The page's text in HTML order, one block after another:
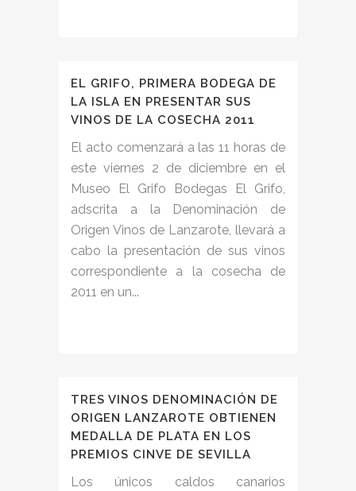
EL GRIFO, PRIMERA BODEGA DE
LA ISLA EN PRESENTAR SUS
VINOS DE LA COSECHA 2011
El acto comenzará a las 11 horas de
este viernes 2 de diciembre en el
Museo El Grifo Bodegas El Grifo,
adscrita a la Denominación de
Origen Vinos de Lanzarote, llevará a
cabo la presentación de sus vinos
correspondiente a la cosecha de
2011 en un...
TRES VINOS DENOMINACIÓN DE
ORIGEN LANZAROTE OBTIENEN
MEDALLA DE PLATA EN LOS
PREMIOS CINVE DE SEVILLA
Los únicos caldos canarios